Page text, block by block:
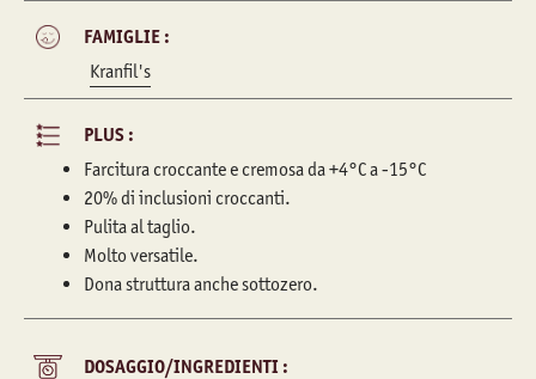
FAMIGLIE :
Kranfil's
PLUS :
Farcitura croccante e cremosa da +4°C a -15°C
20% di inclusioni croccanti.
Pulita al taglio.
Molto versatile.
Dona struttura anche sottozero.
DOSAGGIO/INGREDIENTI :